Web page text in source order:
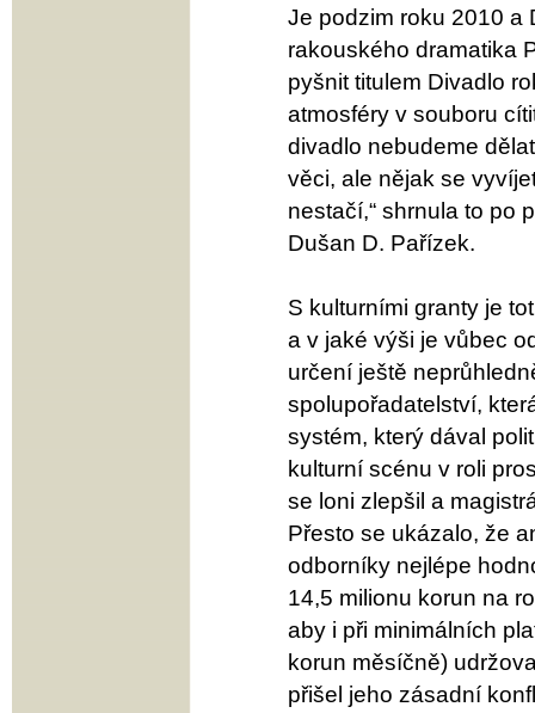
Je podzim roku 2010 a
rakouského dramatika
pyšnit titulem Divadlo
atmosféry v souboru
divadlo nebudeme
věci, ale nějak se
nestačí,“ shrnula to po
Dušan D. Pařízek.
S kulturními granty je
a v jaké výši je vůbec
určení ještě
spolupořadatelství,
systém, který dával
kulturní scénu v roli
se loni zlepšil a
Přesto se ukázalo, že
odborníky nejlépe
14,5 milionu korun na
aby i při minimálních
korun měsíčně)
přišel jeho zásadní